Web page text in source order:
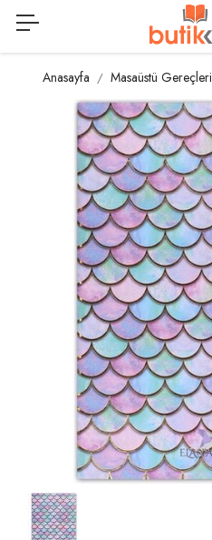
Anasayfa Masaüstü Gereçleri